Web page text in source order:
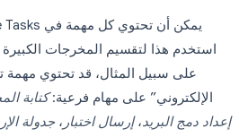
استخدم هذا لتقسيم المخرجات
على سبيل المثال، قد تحتوي مهمة
الإلكتروني” على مهام فرعية:كتابة
إعداد دمج البريد،إرسال اختبار ،جدولة